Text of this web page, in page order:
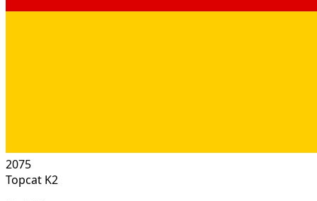
2075
Topcat K2